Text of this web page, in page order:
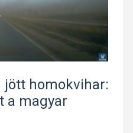
jött homokvihar:
a magyar